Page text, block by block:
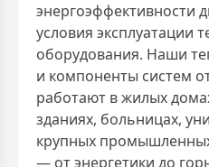
энергоэффективности
условия эксплуатации
оборудования. Наши
и компоненты систем
работают в жилых
зданиях, больницах,
крупных
— от энергетики до